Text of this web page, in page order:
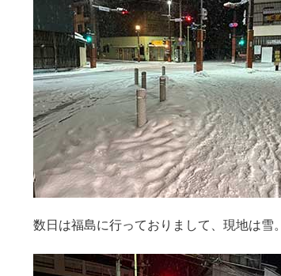
数日は福島に行っておりまして、現地は雪。